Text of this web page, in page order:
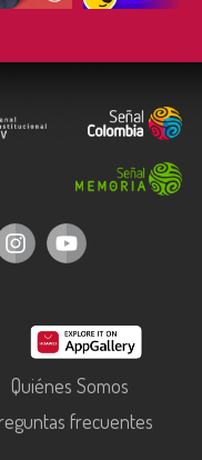
Quiénes Somos
frecuentes